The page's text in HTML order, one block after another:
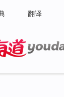
翻译